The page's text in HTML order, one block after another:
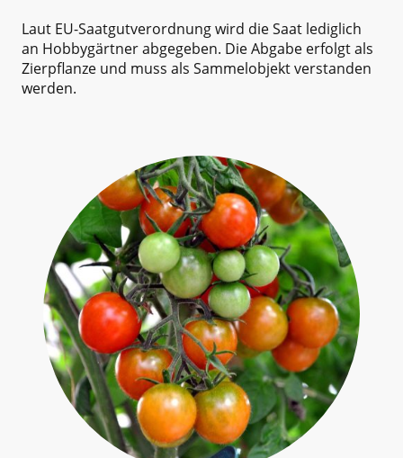
Laut EU-Saatgutverordnung wird die Saat lediglich
an Hobbygärtner abgegeben. Die Abgabe erfolgt als
Zierpflanze und muss als Sammelobjekt verstanden
werden.